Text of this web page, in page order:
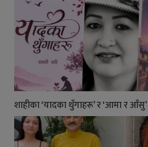
शाहीका ‘यादका थुँगाहरू’ र ‘आमा र